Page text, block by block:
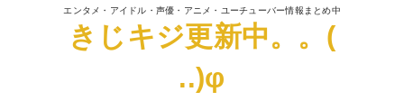
エンタメ・アイドル・声優・アニメ・ユーチューバー情報まとめ中
きじキジ更新中。。(
..)φ